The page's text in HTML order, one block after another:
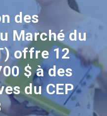
des
Marché du
offre 12
$ à des
du CEP